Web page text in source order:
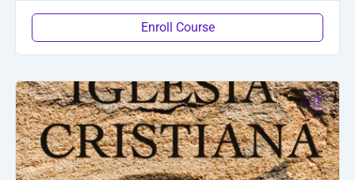
Enroll Course